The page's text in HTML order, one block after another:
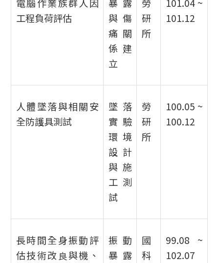
電腦作業族群人因
工程負荷評估
暴露
與傷
痛關
係建
立
勞
研
所
101.04 ~
101.12
人體墜落與相關安
全防護具測試
墜落
實驗
環境
設計
與施
工測
試
勞
研
所
100.05 ~
100.12
長時間全身振動評
估技術改良與機、
振動
暴露
國
科
99.08 ~
102.07